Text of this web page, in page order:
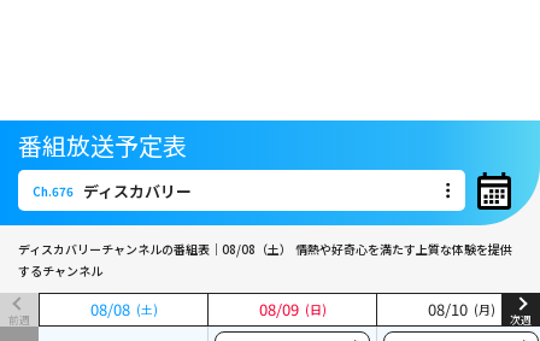
番組放送予定表
Ch.676 ディスカバリー
Ch.676 ディスカバリー
ディスカバリーチャンネルの番組表｜08/08（土）
情熱や好奇心を満たす上質な体験を提供
するチャンネル
08/08 (土) 08/09 (日) 08/10 (月)
前週 次週
08/08 (土) 08/09 (日) 08/10 (月)